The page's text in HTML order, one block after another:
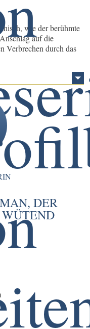
wie der berühmte
auf die
Verbrechen durch das
DER